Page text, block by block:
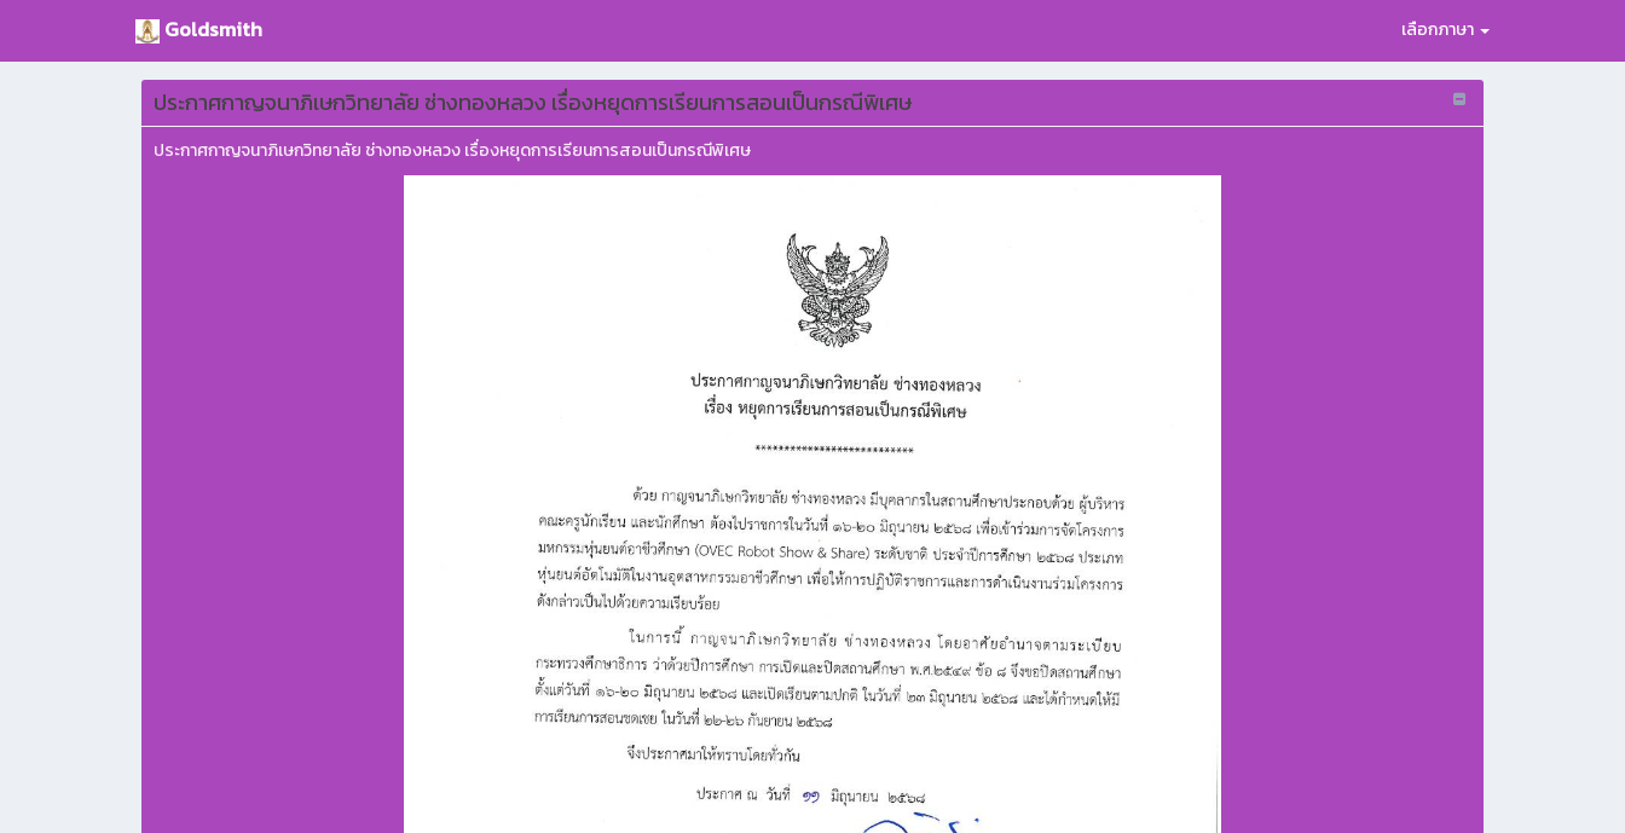
Goldsmith เลือกภาษา
ประกาศกาญจนาภิเษกวิทยาลัย ช่างทองหลวง เรื่องหยุดการเรียนการสอนเป็นกรณีพิเศษ
ประกาศกาญจนาภิเษกวิทยาลัย ช่างทองหลวง เรื่องหยุดการเรียนการสอนเป็นกรณีพิเศษ